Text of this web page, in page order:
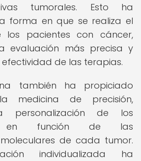
tumorales. Esto ha
forma en que se realiza el
los pacientes con cáncer,
evaluación más precisa y
de las terapias.
también ha propiciado
medicina de precisión,
personalización de los
en función de las
de cada tumor.
individualizada ha